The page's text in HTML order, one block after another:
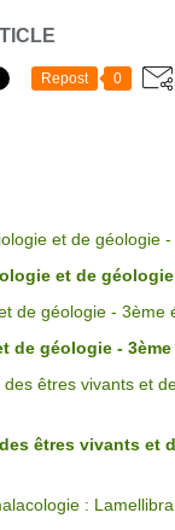
Repost 0
et de
de géologie -
êtres vivants et